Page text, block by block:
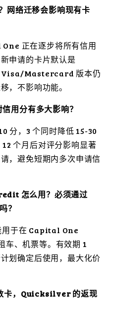
网络迁移会影响现有卡
正在逐步将所有信用
申请的卡片默认是
Visa/Mastercard 版本仍
，不影响功能。
用分有多大影响？
分，3 个同时降低 15-30
个月后对评分影响显著
，避免短期内多次申请信
怎么用？必须通过
？
于在 Capital One
、机票等。有效期 1
划确定后使用，最大化价
卡，Quicksilver 的返现